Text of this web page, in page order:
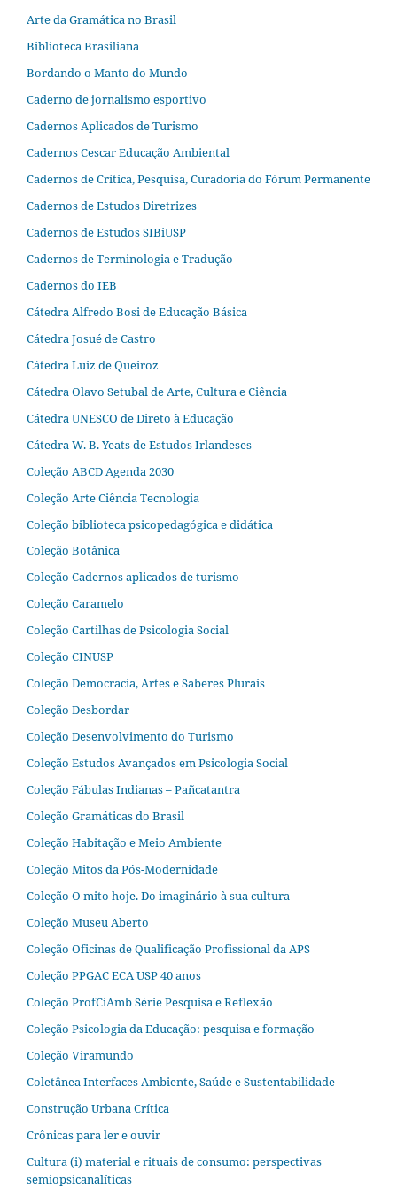
Arte da Gramática no Brasil
Biblioteca Brasiliana
Bordando o Manto do Mundo
Caderno de jornalismo esportivo
Cadernos Aplicados de Turismo
Cadernos Cescar Educação Ambiental
Cadernos de Crítica, Pesquisa, Curadoria do Fórum Permanente
Cadernos de Estudos Diretrizes
Cadernos de Estudos SIBiUSP
Cadernos de Terminologia e Tradução
Cadernos do IEB
Cátedra Alfredo Bosi de Educação Básica
Cátedra Josué de Castro
Cátedra Luiz de Queiroz
Cátedra Olavo Setubal de Arte, Cultura e Ciência
Cátedra UNESCO de Direto à Educação
Cátedra W. B. Yeats de Estudos Irlandeses
Coleção ABCD Agenda 2030
Coleção Arte Ciência Tecnologia
Coleção biblioteca psicopedagógica e didática
Coleção Botânica
Coleção Cadernos aplicados de turismo
Coleção Caramelo
Coleção Cartilhas de Psicologia Social
Coleção CINUSP
Coleção Democracia, Artes e Saberes Plurais
Coleção Desbordar
Coleção Desenvolvimento do Turismo
Coleção Estudos Avançados em Psicologia Social
Coleção Fábulas Indianas – Pañcatantra
Coleção Gramáticas do Brasil
Coleção Habitação e Meio Ambiente
Coleção Mitos da Pós-Modernidade
Coleção O mito hoje. Do imaginário à sua cultura
Coleção Museu Aberto
Coleção Oficinas de Qualificação Profissional da APS
Coleção PPGAC ECA USP 40 anos
Coleção ProfCiAmb Série Pesquisa e Reflexão
Coleção Psicologia da Educação: pesquisa e formação
Coleção Viramundo
Coletânea Interfaces Ambiente, Saúde e Sustentabilidade
Construção Urbana Crítica
Crônicas para ler e ouvir
Cultura (i) material e rituais de consumo: perspectivas
semiopsicanalíticas